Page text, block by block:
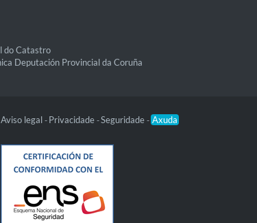
do Catastro
Deputación Provincial da Coruña
Aviso legal - Privacidade -Seguridade - Axuda